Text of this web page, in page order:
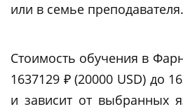
или в семье преподавателя.
Стоимость обучения в
1637129 ₽ (20000 USD) до
и зависит от выбранных